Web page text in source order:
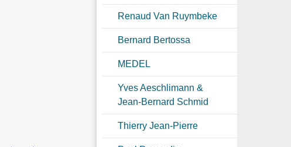
Renaud Van Ruymbeke
Bernard Bertossa
MEDEL
Yves Aeschlimann &
Jean-Bernard Schmid
Thierry Jean-Pierre